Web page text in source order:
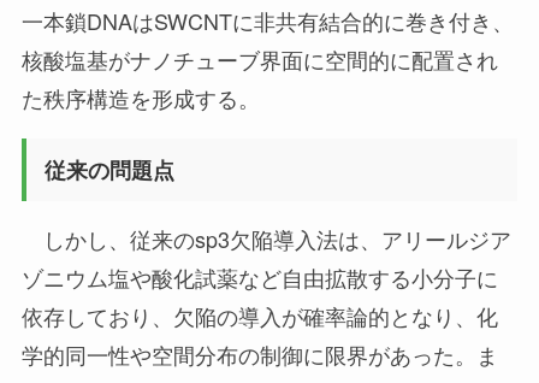
一本鎖DNAはSWCNTに非共有結合的に巻き付き、
核酸塩基がナノチューブ界面に空間的に配置され
た秩序構造を形成する。
従来の問題点
しかし、従来のsp3欠陥導入法は、アリールジア
ゾニウム塩や酸化試薬など自由拡散する小分子に
依存しており、欠陥の導入が確率論的となり、化
学的同一性や空間分布の制御に限界があった。ま